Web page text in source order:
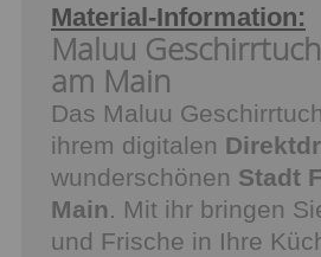
Material-Information:
Maluu
am Main
Das Maluu
ihrem digitalen
wunderschönen Stadt
Main. Mit ihr bringen
und Frische in Ihre